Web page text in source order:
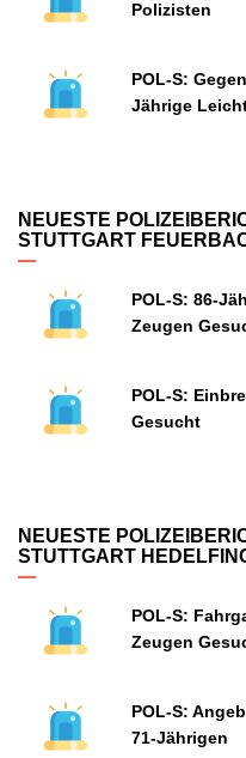
Polizisten
POL-S:
Jährige
NEUESTE
STUTTGART
POL-S: 86-
Zeugen
POL-S:
Gesucht
NEUESTE
STUTTGART
POL-S:
Zeugen
POL-S:
71-Jährigen